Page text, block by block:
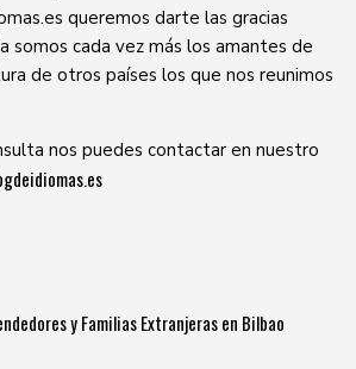
queremos darte las gracias
somos cada vez más los amantes de
de otros países los que nos reunimos
nos puedes contactar en nuestro
y Familias Extranjeras en Bilbao